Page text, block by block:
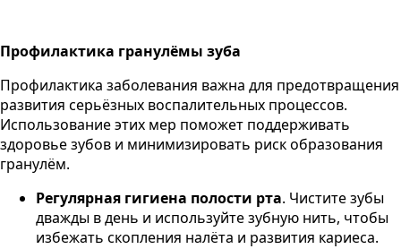
Профилактика гранулёмы зуба
Профилактика заболевания важна для предотвращения
развития серьёзных воспалительных процессов.
Использование этих мер поможет поддерживать
здоровье зубов и минимизировать риск образования
гранулём.
Регулярная гигиена полости рта. Чистите зубы
дважды в день и используйте зубную нить, чтобы
избежать скопления налёта и развития кариеса.